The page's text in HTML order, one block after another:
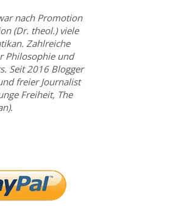
nach Promotion
(Dr. theol.) viele
Zahlreiche
Philosophie und
Seit 2016 Blogger
freier Journalist
Freiheit, The